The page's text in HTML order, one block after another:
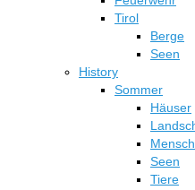
Tirol
Berge
Seen
History
Sommer
Häuser
Seen
Tiere